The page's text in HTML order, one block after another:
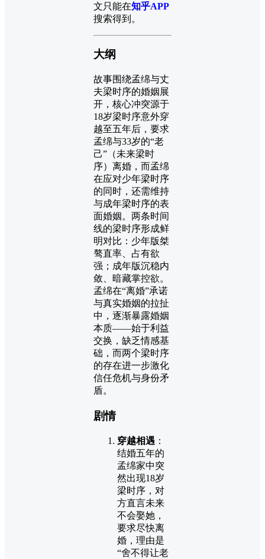
文只能在知乎APP
搜索得到。
大纲
故事围绕孟绵与丈
夫梁时序的婚姻展
开，核心冲突源于
18岁梁时序意外穿
越至五年后，要求
孟绵与33岁的“老
己”（未来梁时
序）离婚，而孟绵
在应对少年梁时序
的同时，还需维持
与成年梁时序的表
面婚姻。两条时间
线的梁时序形成鲜
明对比：少年版桀
骜直率、占有欲
强；成年版沉稳内
敛、暗藏掌控欲。
孟绵在“离婚”承诺
与真实婚姻的拉扯
中，逐渐暴露婚姻
本质——始于利益
交换，缺乏情感基
础，而两个梁时序
的存在进一步激化
信任危机与身份矛
盾。
剧情
穿越相遇 ：
结婚五年的
孟绵家中突
然出现18岁
梁时序，对
方直言未来
不会娶她，
要求尽快离
婚，理由是
“舍不得让老